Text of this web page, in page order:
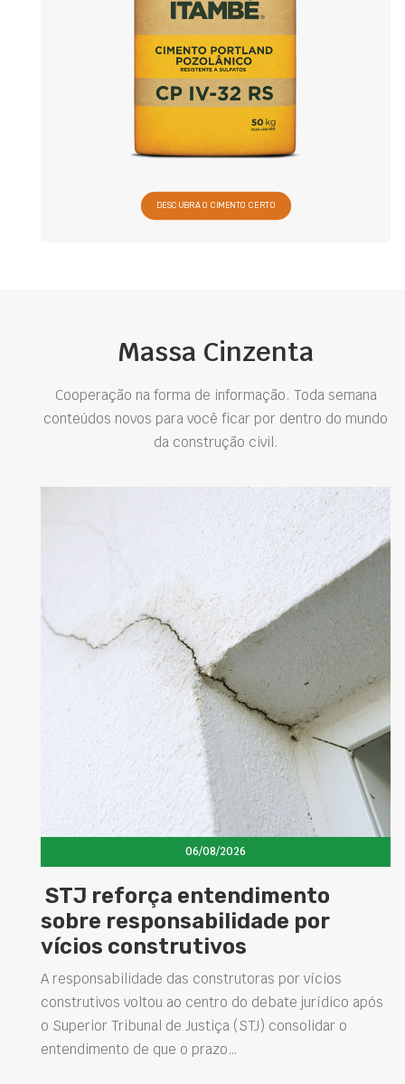
DESCUBRA O CIMENTO CERTO
Massa Cinzenta
Cooperação na forma de informação. Toda semana
conteúdos novos para você ficar por dentro do mundo
da construção civil.
após
Concretos aditivados e
elevam desempenho das
estruturas e impulsionam
soluções na construção
Projetar estruturas mais duráveis, reduzir
intervenções de manutenção e melhorar o
desempenho das obras são desafios cada